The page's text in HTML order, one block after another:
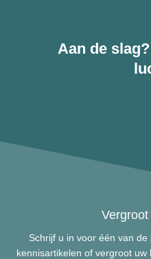
Aan de
Schrijf u in voor één van
kennisartikelen of vergroot uw